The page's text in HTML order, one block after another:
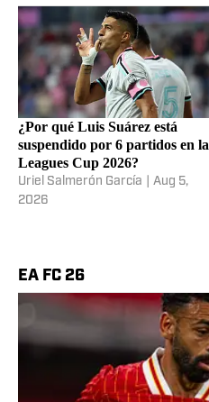
¿Por qué Luis Suárez está
suspendido por 6 partidos en la
Leagues Cup 2026?
Uriel Salmerón García
Aug 5,
2026
EA FC 26